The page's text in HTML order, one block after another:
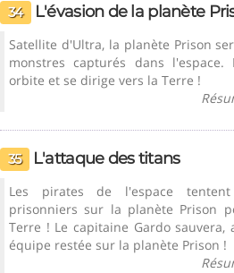
34 L'évasion de la planète
Satellite d'Ultra, la planète Prison
monstres capturés dans
orbite et se dirige vers la Terre !
35 L'attaque des titans
Les pirates de l'espace
prisonniers sur la planète Prison
Terre ! Le capitaine Gardo sauvera,
équipe restée sur la planète Prison !